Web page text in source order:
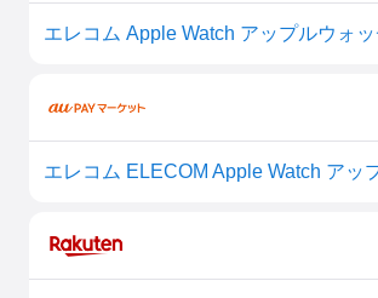
エレコム Apple Watch アップルウォ